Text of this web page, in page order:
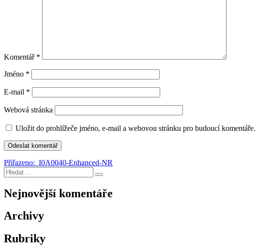
Komentář *
Jméno *
E-mail *
Webová stránka
Uložit do prohlížeče jméno, e-mail a webovou stránku pro budoucí komentáře.
Navigace
pro
příspěvek
Přiřazeno: _I0A0040-Enhanced-NR
Hledat:
Hledání
Nejnovější komentáře
Archivy
Rubriky